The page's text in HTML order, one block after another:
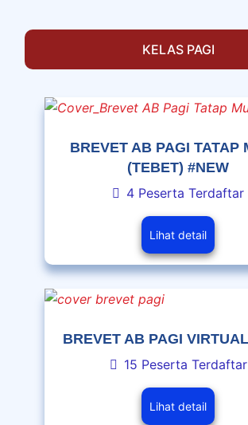
KELAS PAGI
BREVET AB PAGI TATAP
(TEBET) #NEW
4 Peserta Terdaftar
Lihat detail
BREVET AB PAGI
15 Peserta Terdaftar
Lihat detail